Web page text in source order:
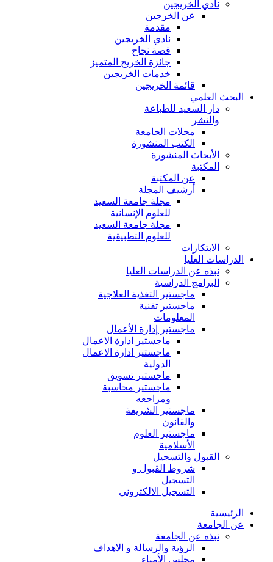
نادي الخريجين
عن الخرجين
مقدمة
نادي الخريجين
قصة نجاح
جائزة الخريج المتميز
خدمات الخريجين
قائمة الخريجين
البحث العلمي
دار السعيد للطباعة
والنشر
مجلات الجامعة
الكتب المنشورة
الأبحاث المنشورة
المكتبة
عن المكتبة
أرشيف المجلة
مجلة جامعة السعيد
للعلوم الإنسانية
مجلة جامعة السعيد
للعلوم التطبيقية
الابتكارات
الدراسات العليا
نبذه عن الدراسات العليا
البرامج الدراسية
ماجستير التغذية العلاجية
ماجستير تقنية
المعلومات
ماجستير إدارة الأعمال
ماجستير ادارة الاعمال
ماجستير ادارة الاعمال
الدولية
ماجستير تسويق
ماجستير محاسبة
ومراجعه
ماجستير الشريعة
والقانون
ماجستير العلوم
الأسلامية
القبول والتسجيل
شروط القبول و
التسجيل
التسجيل الالكتروني
الرئيسية
عن الجامعة
نبذه عن الجامعة
الرؤية والرسالة و الاهداف
مجلس الأمناء